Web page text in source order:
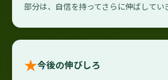
部分は、自信を持ってさらに伸ばしてい
★今後の伸びしろ